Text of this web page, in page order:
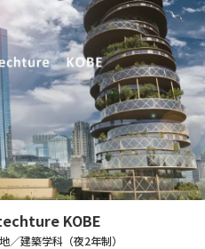
KOBE
／建築学科（夜2年制）